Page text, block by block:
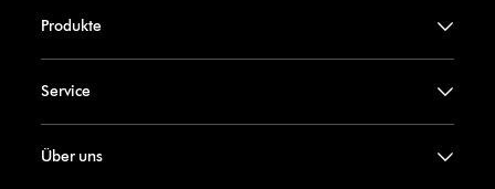
Produkte
Service
Über uns